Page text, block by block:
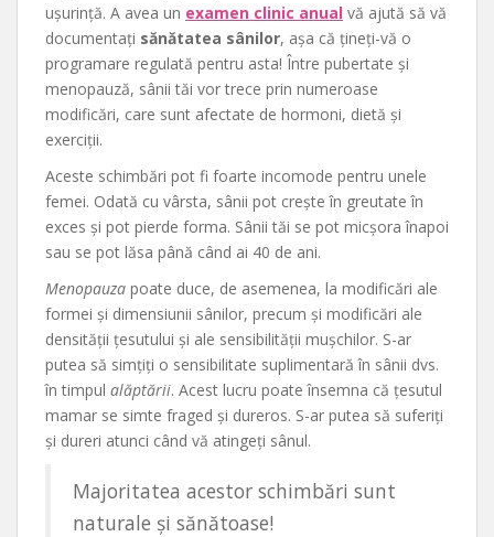
ușurință. A avea un examen clinic anual vă ajută să vă
documentați sănătatea sânilor, așa că țineți-vă o
programare regulată pentru asta! Între pubertate și
menopauză, sânii tăi vor trece prin numeroase
modificări, care sunt afectate de hormoni, dietă și
exerciții.
Aceste schimbări pot fi foarte incomode pentru unele
femei. Odată cu vârsta, sânii pot crește în greutate în
exces și pot pierde forma. Sânii tăi se pot micșora înapoi
sau se pot lăsa până când ai 40 de ani.
Menopauza poate duce, de asemenea, la modificări ale
formei și dimensiunii sânilor, precum și modificări ale
densității țesutului și ale sensibilității mușchilor. S-ar
putea să simțiți o sensibilitate suplimentară în sânii dvs.
în timpul alăptării. Acest lucru poate însemna că țesutul
mamar se simte fraged și dureros. S-ar putea să suferiți
și dureri atunci când vă atingeți sânul.
Majoritatea acestor schimbări sunt
naturale și sănătoase!